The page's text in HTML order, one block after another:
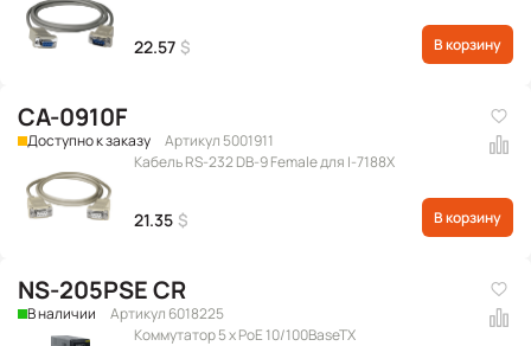
22.57 $ В корзину
CA-0910F
Доступно к заказу
Артикул 5001911
Кабель RS-232 DB-9 Female для I-7188X
21.35 $ В корзину
NS-205PSE CR
В наличии
Артикул 6018225
Коммутатор 5 x PoE 10/100BaseTX